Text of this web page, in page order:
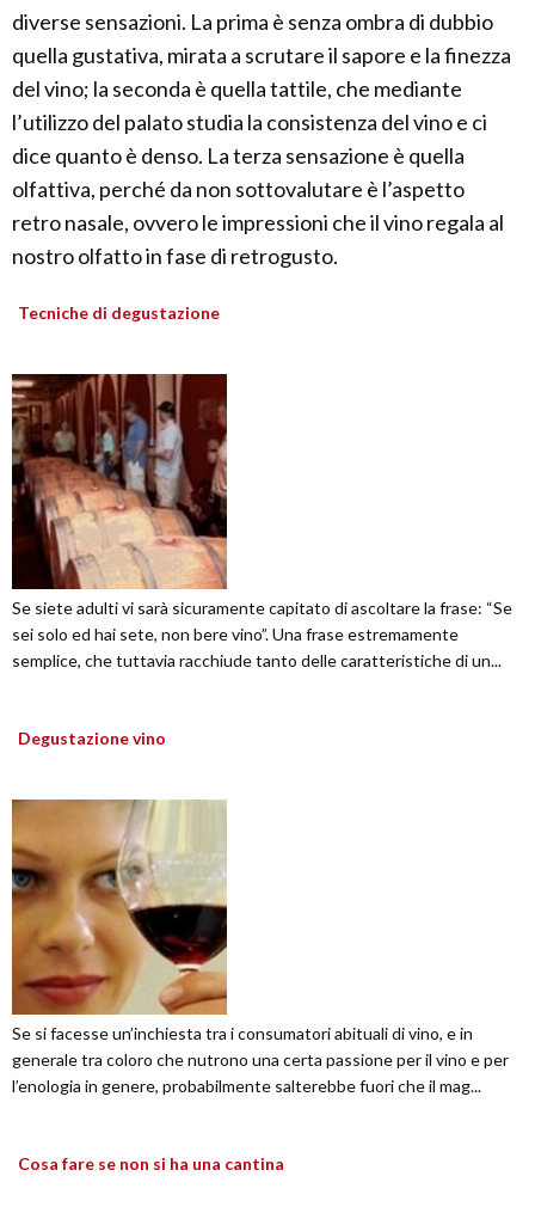
diverse sensazioni. La prima è senza ombra di dubbio
quella gustativa, mirata a scrutare il sapore e la finezza
del vino; la seconda è quella tattile, che mediante
l’utilizzo del palato studia la consistenza del vino e ci
dice quanto è denso. La terza sensazione è quella
olfattiva, perché da non sottovalutare è l’aspetto
retro nasale, ovvero le impressioni che il vino regala al
nostro olfatto in fase di retrogusto.
Tecniche di degustazione
Se siete adulti vi sarà sicuramente capitato di ascoltare la frase: “Se
sei solo ed hai sete, non bere vino”. Una frase estremamente
semplice, che tuttavia racchiude tanto delle caratteristiche di un...
Degustazione vino
Se si facesse un’inchiesta tra i consumatori abituali di vino, e in
generale tra coloro che nutrono una certa passione per il vino e per
l’enologia in genere, probabilmente salterebbe fuori che il mag...
Cosa fare se non si ha una cantina